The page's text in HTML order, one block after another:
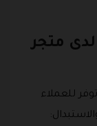
متجر
للعملاء